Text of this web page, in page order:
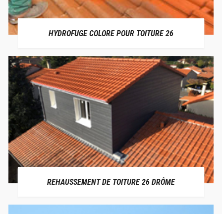
HYDROFUGE COLORE POUR TOITURE 26
REHAUSSEMENT DE TOITURE 26 DRÔME